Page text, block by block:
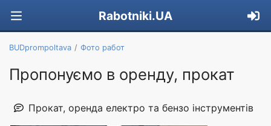
Rabotniki.UA
BUDprompoltava Фото работ
Пропонуємо в оренду, прокат
Прокат, оренда електро та бензо інструментів